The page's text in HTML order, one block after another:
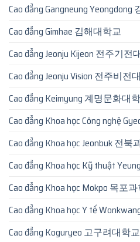
Cao đẳng Gangneung
Cao đẳng Gimhae 김해대학교
Cao đẳng Jeonju Kijeon 전주기전
Cao đẳng Jeonju Vision 전주비전
Cao đẳng Keimyung 계명문화대
Cao đẳng Khoa học Công nghệ
Cao đẳng Khoa học Jeonbuk 전
Cao đẳng Khoa học Kỹ thuật
Cao đẳng Khoa học Mokpo 목포
Cao đẳng Khoa học Y tế
Cao đẳng Koguryeo 고구려대학교